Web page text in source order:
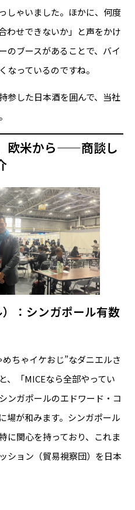
しゃいました。ほかに、何度
わせできないか」と声をかけ
のブースがあることで、バイ
なっているのですね。
参した日本酒を囲んで、当社
欧米から——商談し
：シンガポール有数
ちゃイケおじ”なダニエルさ
、「MICEなら全部やってい
ンガポールのエドワード・コ
場が和みます。シンガポール
に関心を持っており、これま
ション（貿易視察団）を日本